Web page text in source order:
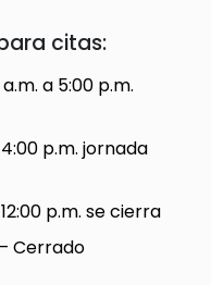
citas:
a 5:00 p.m.
p.m. jornada
p.m. se cierra
Cerrado